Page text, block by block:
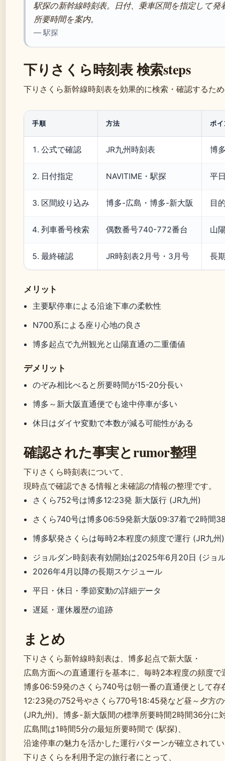
駅探の新幹線時刻表。日付、乗車区間を指定して発
所要時間を案内。
— 駅探
下りさくら時刻表 検索steps
下りさくら新幹線時刻表を効果的に検索・確認するた
手順 方法 ポ
1. 公式で確認 JR九州時刻表 博
2. 日付指定 NAVITIME・駅探 平
3. 区間絞り込み 博多-広島・博多-新大阪 目
4. 列車番号検索 偶数番号740-772番台 山
5. 最終確認 JR時刻表2月号・3月号 長
メリット
主要駅停車による沿途下車の柔軟性
N700系による座り心地の良さ
博多起点で九州観光と山陽直通の二重価値
デメリット
のぞみ相比べると所要時間が15-20分長い
博多～新大阪直通便でも途中停車が多い
休日はダイヤ変動で本数が減る可能性がある
確認された事実とrumor整理
下りさくら時刻表について、
現時点で確認できる情報と未確認の情報の整理です。
さくら752号は博多12:23発 新大阪行 (JR九州)
さくら740号は博多06:59発新大阪09:37着で2時間
博多駅発さくらは毎時2本程度の頻度で運行 (JR九州)
ジョルダン時刻表有効開始は2025年6月20日 (ジョ
2026年4月以降の長期スケジュール
平日・休日・季節変動の詳細データ
遅延・運休履歴の追跡
まとめ
下りさくら新幹線時刻表は、博多起点で新大阪・
広島方面への直通運行を基本に、毎時2本程度の頻度で
博多06:59発のさくら740号は朝一番の直通便として存
12:23発の752号やさくら770号18:45発など昼～夕方
(JR九州)。博多-新大阪間の標準所要時間2時間36分に
広島間は1時間5分の最短所要時間で (駅探)、
沿途停車の魅力を活かした運行パターンが確立されて
下りさくらを利用予定の旅行者にとって、